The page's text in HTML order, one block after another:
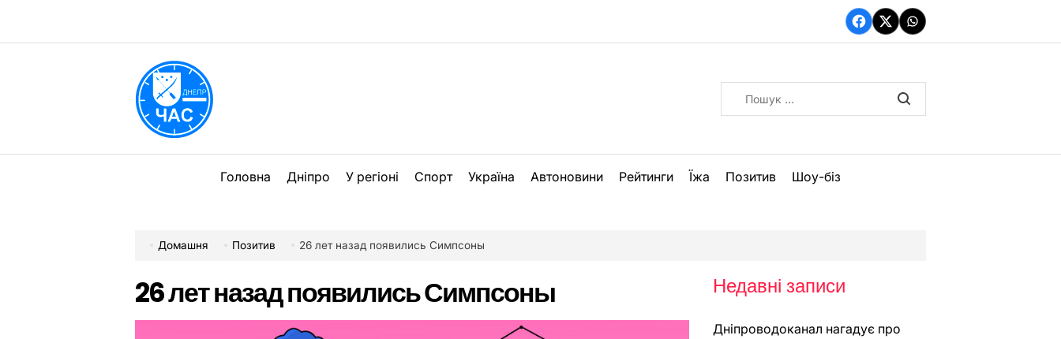
вмісту
Facebook
TwitterWhatsApp
Головна Дніпро У регіоні Спорт Україна Автоновини Рейтинги Їжа Позитив Шоу-біз
Домашня Позитив 26 лет назад появились Симпсоны
26 лет назад появились Симпсоны Недавні записи
Дніпроводоканал нагадує про